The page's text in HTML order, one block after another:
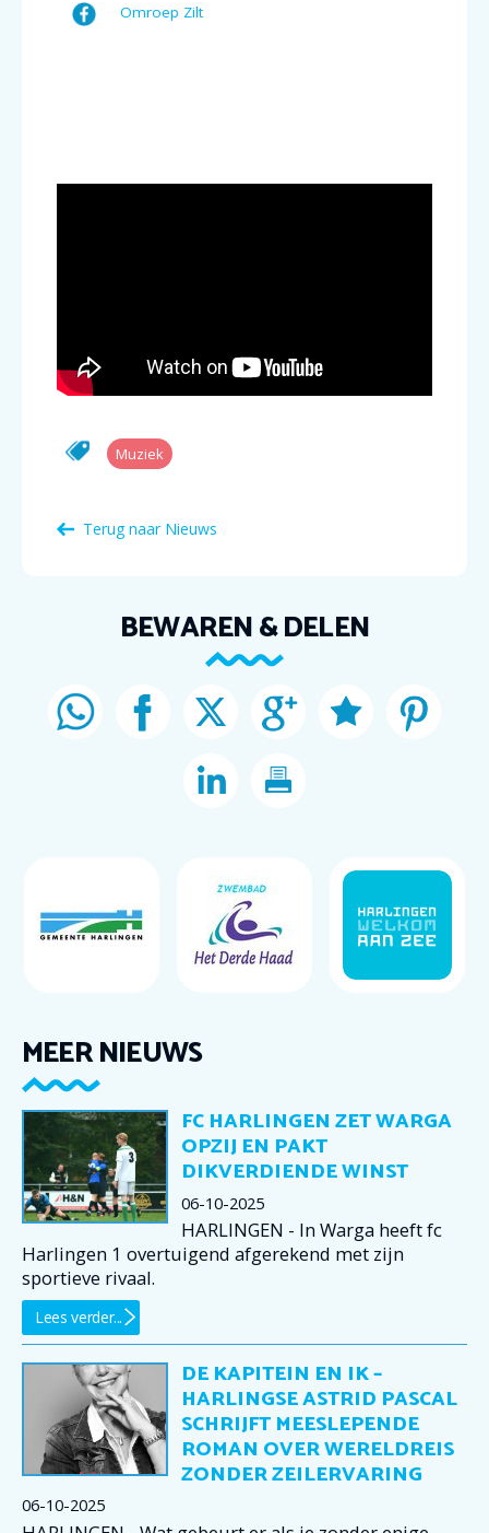
Omroep Zilt
Muziek
Terug naar Nieuws
BEWAREN & DELEN
MEER NIEUWS
FC HARLINGEN ZET WARGA
OPZIJ EN PAKT
DIKVERDIENDE WINST
06-10-2025
HARLINGEN - In Warga heeft fc
Harlingen 1 overtuigend afgerekend met zijn
sportieve rivaal.
Lees verder...
DE KAPITEIN EN IK –
HARLINGSE ASTRID PASCAL
SCHRIJFT MEESLEPENDE
ROMAN OVER WERELDREIS
ZONDER ZEILERVARING
06-10-2025